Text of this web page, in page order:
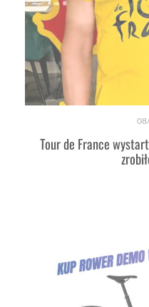
Tour de France